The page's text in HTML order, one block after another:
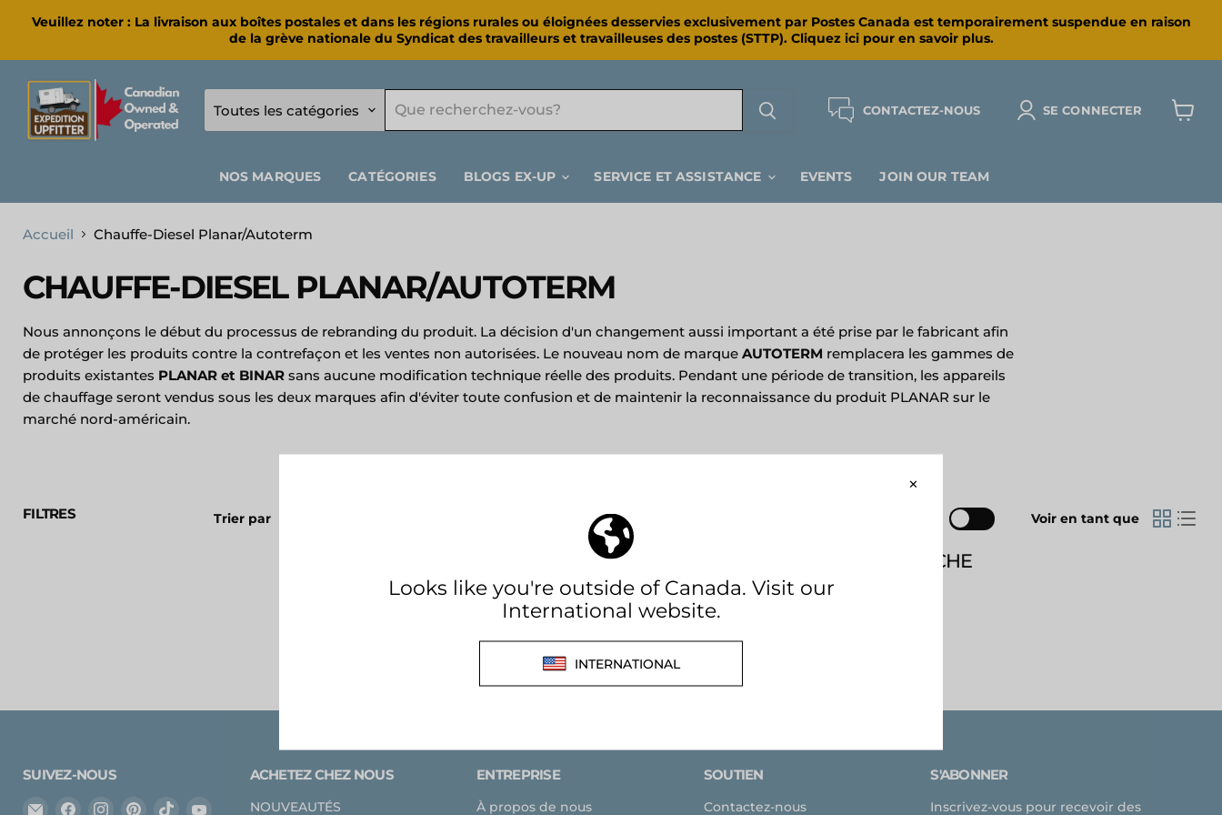
Veuillez noter : La livraison aux boîtes postales et dans les régions rurales ou éloignées desservies exclusivement par Postes Canada est temporairement suspendue en raison
de la grève nationale du Syndicat des travailleurs et travailleuses des postes (STTP). Cliquez ici pour en savoir plus.
Toutes les catégories CONTACTEZ-NOUS SE CONNECTER
NOS MARQUES CATÉGORIES BLOGS EX-UP SERVICE ET ASSISTANCE EVENTS JOIN OUR TEAM
Accueil Chauffe-Diesel Planar/Autoterm
CHAUFFE-DIESEL PLANAR/AUTOTERM
Nous annonçons le début du processus de rebranding du produit. La décision d'un changement aussi important a été prise par le fabricant afin
de protéger les produits contre la contrefaçon et les ventes non autorisées. Le nouveau nom de marque AUTOTERM remplacera les gammes de
produits existantes PLANAR et BINAR sans aucune modification technique réelle des produits. Pendant une période de transition, les appareils
de chauffage seront vendus sous les deux marques afin d'éviter toute confusion et de maintenir la reconnaissance du produit PLANAR sur le
marché nord-américain.
FILTRES Trier par Voir en tant que
AUCUN PRODUIT NE CORRESPOND À VOTRE RECHERCHE
AFFICHER TOUS LES PRODUITS
SUIVEZ-NOUS
Email
Trouvez-Trouvez-Trouvez-Trouvez-Trouvez-
ACHETEZ CHEZ NOUS
NOUVEAUTÉS
ENTREPRISE
À propos de nous
SOUTIEN
Contactez-nous
S'ABONNER
Inscrivez-vous pour recevoir des